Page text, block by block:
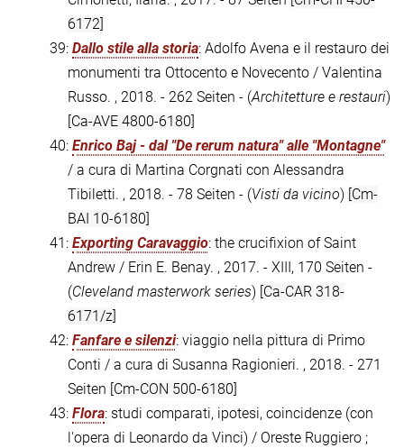
6172]
39: Dallo stile alla storia: Adolfo Avena e il restauro dei
monumenti tra Ottocento e Novecento / Valentina
Russo. , 2018. - 262 Seiten - (Architetture e restauri)
[Ca-AVE 4800-6180]
40: Enrico Baj - dal "De rerum natura" alle "Montagne"
/ a cura di Martina Corgnati con Alessandra
Tibiletti. , 2018. - 78 Seiten - (Visti da vicino) [Cm-
BAI 10-6180]
41: Exporting Caravaggio: the crucifixion of Saint
Andrew / Erin E. Benay. , 2017. - XIII, 170 Seiten -
(Cleveland masterwork series) [Ca-CAR 318-
6171/z]
42: Fanfare e silenzi: viaggio nella pittura di Primo
Conti / a cura di Susanna Ragionieri. , 2018. - 271
Seiten [Cm-CON 500-6180]
43: Flora: studi comparati, ipotesi, coincidenze (con
l'opera di Leonardo da Vinci) / Oreste Ruggiero ;